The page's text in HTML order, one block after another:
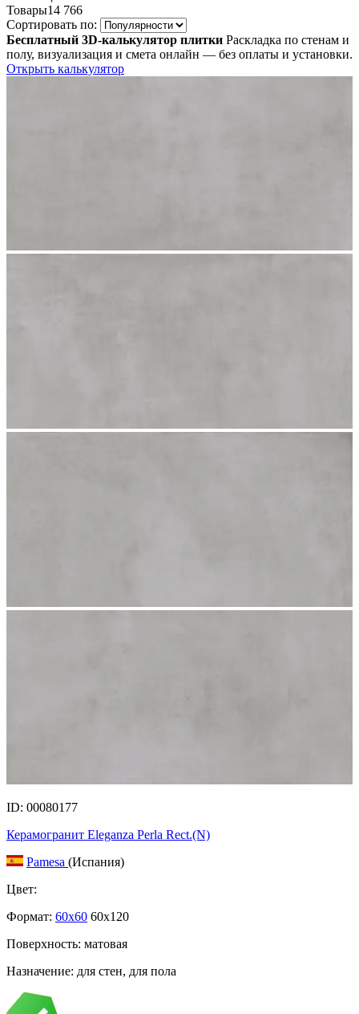
Товары14 766
Сортировать по:
Бесплатный 3D-калькулятор плитки Раскладка по стенам и
полу, визуализация и смета онлайн — без оплаты и установки.
Открыть калькулятор
ID: 00080177
Керамогранит Eleganza Perla Rect.(N)
Pamesa (Испания)
Цвет:
Формат: 60x60 60x120
Поверхность: матовая
Назначение: для стен, для пола